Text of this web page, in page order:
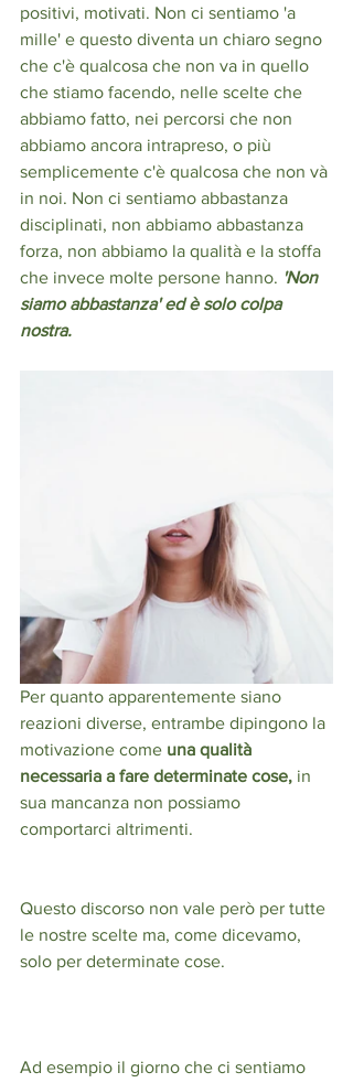
positivi, motivati. Non ci sentiamo 'a
mille' e questo diventa un chiaro segno
che c'è qualcosa che non va in quello
che stiamo facendo, nelle scelte che
abbiamo fatto, nei percorsi che non
abbiamo ancora intrapreso, o più
semplicemente c'è qualcosa che non và
in noi. Non ci sentiamo abbastanza
disciplinati, non abbiamo abbastanza
forza, non abbiamo la qualità e la stoffa
che invece molte persone hanno. 'Non
siamo abbastanza' ed è solo colpa
nostra.
Per quanto apparentemente siano
reazioni diverse, entrambe dipingono la
motivazione come una qualità
necessaria a fare determinate cose, in
sua mancanza non possiamo
comportarci altrimenti.
Questo discorso non vale però per tutte
le nostre scelte ma, come dicevamo,
solo per determinate cose.
Ad esempio il giorno che ci sentiamo